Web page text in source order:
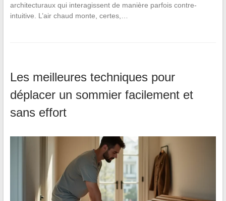
architecturaux qui interagissent de manière parfois contre-
intuitive. L’air chaud monte, certes,…
Les meilleures techniques pour
déplacer un sommier facilement et
sans effort